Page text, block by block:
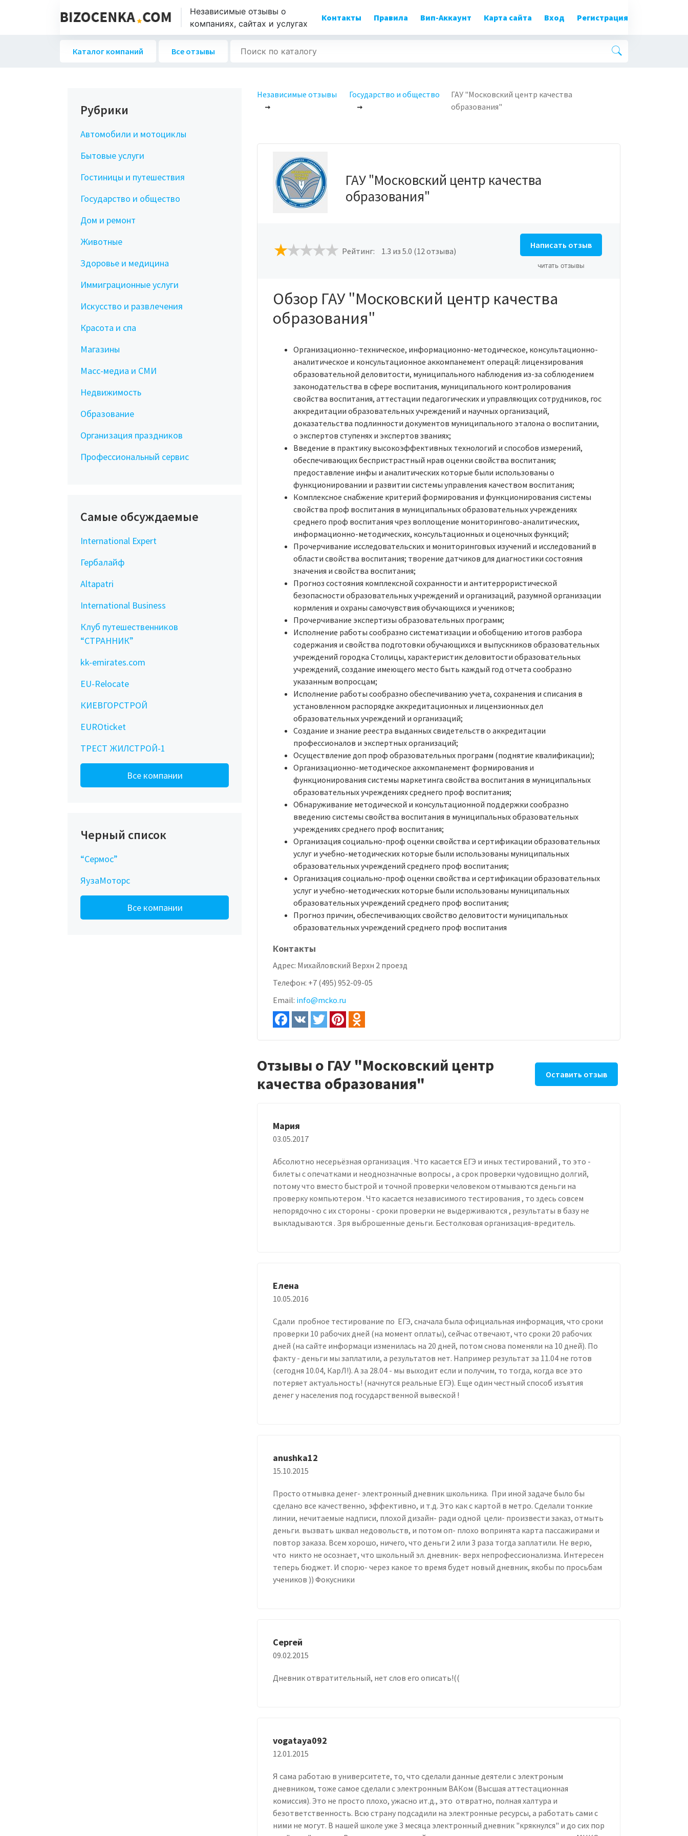
Независимые отзывы о
компаниях, сайтах и услугах
Контакты Правила Вип-Аккаунт Карта сайта Вход Регистрация
Каталог компаний Все отзывы
Независимые отзывы Государство и общество
ГАУ "Московский центр качества
образования"
ГАУ "Московский центр качества
образования"
Рейтинг: 1.3 из 5.0 (12 отзыва)
Написать отзыв
читать отзывы
Обзор ГАУ "Московский центр качества
образования"
Организационно-техническое, информационно-методическое, консультационно-
аналитическое и консультационное аккомпанемент операцй: лицензирования
образовательной деловитости, муниципального наблюдения из-за соблюдением
законодательства в сфере воспитания, муниципального контролирования
свойства воспитания, аттестации педагогических и управляющих сотрудников, гос
аккредитации образовательных учреждений и научных организаций,
доказательства подлинности документов муниципального эталона о воспитании,
о экспертов ступенях и экспертов званиях;
Введение в практику высокоэффективных технологий и способов измерений,
обеспечивающих беспристрастный нрав оценки свойства воспитания;
предоставление инфы и аналитических которые были использованы о
функционировании и развитии системы управления качеством воспитания;
Комплексное снабжение критерий формирования и функционирования системы
свойства проф воспитания в муниципальных образовательных учреждениях
среднего проф воспитания чрез воплощение мониторингово-аналитических,
информационно-методических, консультационных и оценочных функций;
Прочерчивание исследовательских и мониторинговых изучений и исследований в
области свойства воспитания; творение датчиков для диагностики состояния
значения и свойства воспитания;
Прогноз состояния комплексной сохранности и антитеррористической
безопасности образовательных учреждений и организаций, разумной организации
кормления и охраны самочувствия обучающихся и учеников;
Прочерчивание экспертизы образовательных программ;
Исполнение работы сообразно систематизации и обобщению итогов разбора
содержания и свойства подготовки обучающихся и выпускников образовательных
учреждений городка Столицы, характеристик деловитости образовательных
учреждений, создание имеющего место быть каждый год отчета сообразно
указанным вопросцам;
Исполнение работы сообразно обеспечиванию учета, сохранения и списания в
установленном распорядке аккредитационных и лицензионных дел
образовательных учреждений и организаций;
Создание и знание реестра выданных свидетельств о аккредитации
профессионалов и экспертных организаций;
Осуществление доп проф образовательных программ (поднятие квалификации);
Организационно-методическое аккомпанемент формирования и
функционирования системы маркетинга свойства воспитания в муниципальных
образовательных учреждениях среднего проф воспитания;
Обнаруживание методической и консультационной поддержки сообразно
введению системы свойства воспитания в муниципальных образовательных
учреждениях среднего проф воспитания;
Организация социально-проф оценки свойства и сертификации образовательных
услуг и учебно-методических которые были использованы муниципальных
образовательных учреждений среднего проф воспитания;
Организация социально-проф оценки свойства и сертификации образовательных
услуг и учебно-методических которые были использованы муниципальных
образовательных учреждений среднего проф воспитания;
Прогноз причин, обеспечивающих свойство деловитости муниципальных
образовательных учреждений среднего проф воспитания
Контакты
Адрес: Михайловский Верхн 2 проезд
Телефон: +7 (495) 952-09-05
Email: info@mcko.ru
Отзывы о ГАУ "Московский центр
качества образования"
Оставить отзыв
Мария
03.05.2017
Абсолютно несерьёзная организация . Что касается ЕГЭ и иных тестирований , то это -
билеты с опечатками и неоднозначные вопросы , а срок проверки чудовищно долгий,
потому что вместо быстрой и точной проверки человеком отмываются деньги на
проверку компьютером . Что касается независимого тестирования , то здесь совсем
непорядочно с их стороны - сроки проверки не выдерживаются , результаты в базу не
выкладываются . Зря выброшенные деньги. Бестолковая организация-вредитель.
Елена
10.05.2016
Сдали пробное тестирование по ЕГЭ, сначала была официальная информация, что сроки
проверки 10 рабочих дней (на момент оплаты), сейчас отвечают, что сроки 20 рабочих
дней (на сайте информаци изменилась на 20 дней, потом снова поменяли на 10 дней). По
факту - деньги мы заплатили, а результатов нет. Например результат за 11.04 не готов
(сегодня 10.04, КарЛ!). А за 28.04 - мы выходит если и получим, то тогда, когда все это
потеряет актуальность! (начнутся реальные ЕГЭ). Еще один честный способ изъятия
денег у населения под государственной вывеской !
anushka12
15.10.2015
Просто отмывка денег- электронный дневник школьника. При иной задаче было бы
сделано все качественно, эффективно, и т.д. Это как с картой в метро. Сделали тонкие
линии, нечитаемые надписи, плохой дизайн- ради одной цели- произвести заказ, отмыть
деньги. вызвать шквал недовольств, и потом оп- плохо вопринята карта пассажирами и
повтор заказа. Всем хорошо, ничего, что деньги 2 или 3 раза тогда заплатили. Не верю,
что никто не осознает, что школьный эл. дневник- верх непрофессионализма. Интересен
теперь бюджет. И спорю- через какое то время будет новый дневник, якобы по просьбам
учеников )) Фокусники
Сергей
09.02.2015
Дневник отвратительный, нет слов его описать!((
vogataya092
12.01.2015
Я сама работаю в университете, то, что сделали данные деятели с электроным
дневником, тоже самое сделали с электронным ВАКом (Высшая аттестационная
комиссия). Это не просто плохо, ужасно ит.д., это отвратно, полная халтура и
безответственность. Всю страну подсадили на электронные ресурсы, а работать сами с
ними не могут. В нашей школе уже 3 месяца электронный дневник "крякнулся" и до сих пор
Рубрики
Автомобили и мотоциклы
Бытовые услуги
Гостиницы и путешествия
Государство и общество
Дом и ремонт
Животные
Здоровье и медицина
Иммиграционные услуги
Искусство и развлечения
Красота и спа
Магазины
Масс-медиа и СМИ
Недвижимость
Образование
Организация праздников
Профессиональный сервис
Самые обсуждаемые
International Expert
Гербалайф
Altapatri
International Business
Клуб путешественников
“СТРАННИК”
kk-emirates.com
EU-Relocate
КИЕВГОРСТРОЙ
EUROticket
ТРЕСТ ЖИЛСТРОЙ-1
Все компании
Черный список
“Сермос”
ЯузаМоторс
Все компании